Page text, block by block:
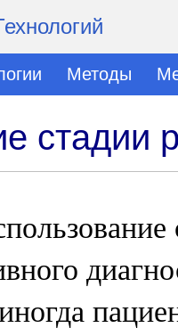
Методы
стадии